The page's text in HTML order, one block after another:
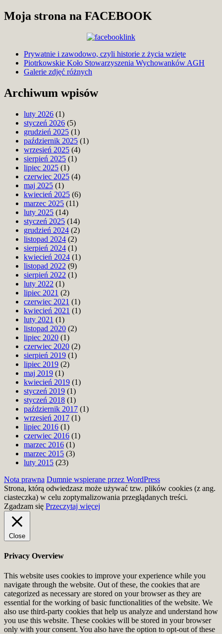
Moja strona na FACEBOOK
Blog
Prywatnie i zawodowo, czyli historie z życia wzięte
Piotrkowskie Koło Stowarzyszenia Wychowanków AGH
Galerie zdjęć różnych
Archiwum wpisów
luty 2026 (1)
styczeń 2026 (5)
grudzień 2025 (1)
październik 2025 (1)
wrzesień 2025 (4)
sierpień 2025 (1)
lipiec 2025 (1)
czerwiec 2025 (4)
maj 2025 (1)
kwiecień 2025 (6)
marzec 2025 (11)
luty 2025 (14)
styczeń 2025 (14)
grudzień 2024 (2)
listopad 2024 (2)
sierpień 2024 (1)
kwiecień 2024 (1)
listopad 2022 (9)
sierpień 2022 (1)
luty 2022 (1)
lipiec 2021 (2)
czerwiec 2021 (1)
kwiecień 2021 (1)
luty 2021 (1)
listopad 2020 (2)
lipiec 2020 (1)
czerwiec 2020 (2)
sierpień 2019 (1)
lipiec 2019 (2)
maj 2019 (1)
kwiecień 2019 (1)
styczeń 2019 (1)
styczeń 2018 (1)
październik 2017 (1)
wrzesień 2017 (1)
lipiec 2016 (1)
czerwiec 2016 (1)
marzec 2016 (1)
marzec 2015 (3)
luty 2015 (23)
Nota prawna Dumnie wspierane przez WordPress
Strona, którą odwiedzasz może używać tzw. plików cookies (z ang.
ciasteczka) w celu zoptymalizowania przeglądanych treści.
Zgadzam się Przeczytaj więcej
Close
Privacy Overview
This website uses cookies to improve your experience while you
navigate through the website. Out of these, the cookies that are
categorized as necessary are stored on your browser as they are
essential for the working of basic functionalities of the website. We
also use third-party cookies that help us analyze and understand how
you use this website. These cookies will be stored in your browser
only with your consent. You also have the option to opt-out of these